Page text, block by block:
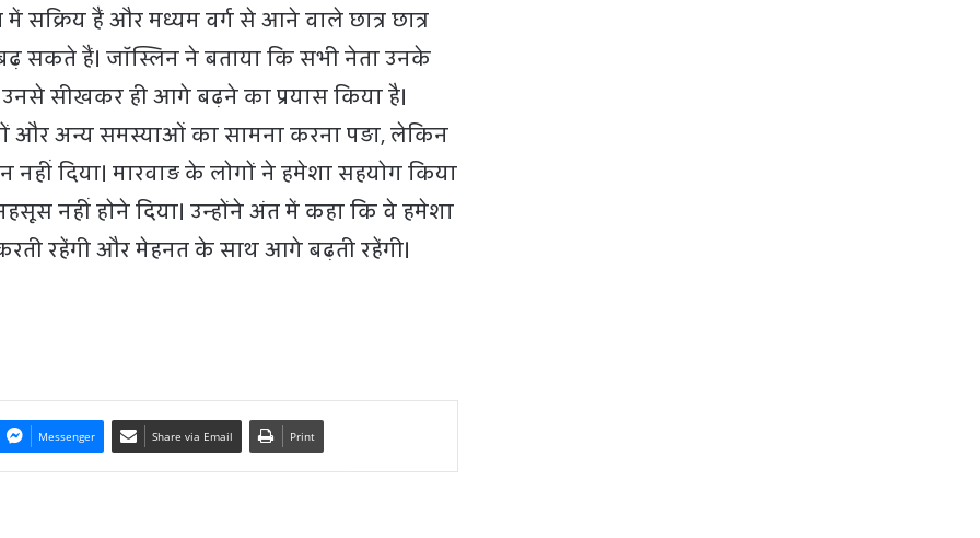
में सक्रिय हैं और मध्यम वर्ग से आने वाले छात्र छात्र
सकते हैं। जॉस्लिन ने बताया कि सभी नेता उनके
उनसे सीखकर ही आगे बढ़ने का प्रयास किया है।
और अन्य समस्याओं का सामना करना पड़ा, लेकिन
नहीं दिया। मारवाड़ के लोगों ने हमेशा सहयोग किया
नहीं होने दिया। उन्होंने अंत में कहा कि वे हमेशा
रहेंगी और मेहनत के साथ आगे बढ़ती रहेंगी।
Messenger Share via Email Print